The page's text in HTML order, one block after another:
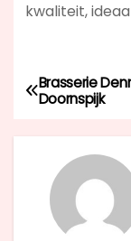
kwaliteit,
B
e
Brasserie
Doornspijk